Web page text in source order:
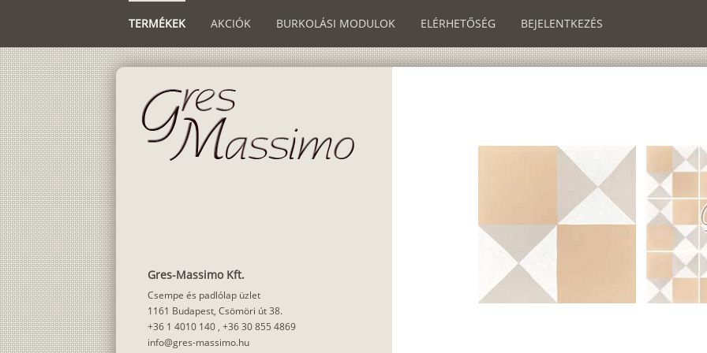
TERMÉKEK AKCIÓK BURKOLÁSI MODULOK ELÉRHETŐSÉG BEJELENTKEZÉS
Gres-Massimo Kft.
Csempe és padlólap üzlet
1161 Budapest, Csömöri út 38.
+36 1 4010 140 , +36 30 855 4869
info@gres-massimo.hu